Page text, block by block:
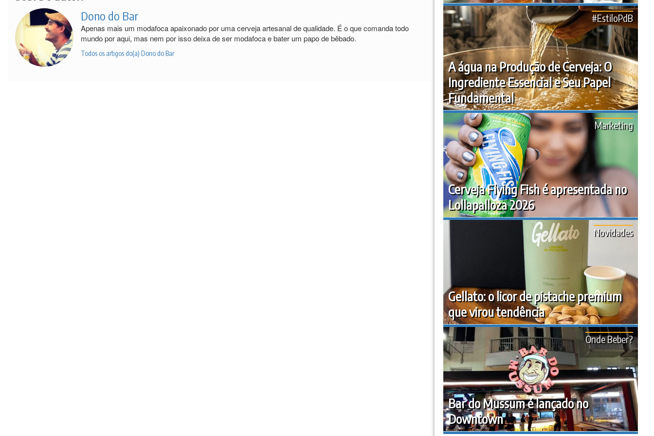
Dono do Bar
Apenas mais um modafoca apaixonado por uma cerveja artesanal de qualidade. É o que comanda todo
mundo por aqui, mas nem por isso deixa de ser modafoca e bater um papo de bêbado.
Todos os artigos do(a) Dono do Bar
A água na Produção de Cerveja: O
Ingrediente Essencial e Seu Papel
Fundamental
#EstiloPdB
Cerveja Flying Fish é apresentada no
Lollapalloza 2026
Marketing
Gellato: o licor de pistache premium
que virou tendência
Novidades
Bar do Mussum é lançado no
Downtown
Onde Beber?